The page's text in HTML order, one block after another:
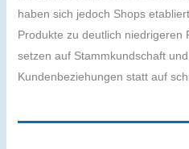
haben sich jedoch Shops
Produkte zu deutlich niedrigeren
setzen auf Stammkundschaft
Kundenbeziehungen statt auf